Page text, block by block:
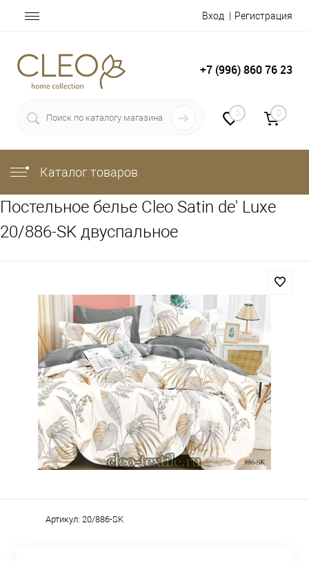
Вход Регистрация
+7 (996) 860 76 23
0 0
Каталог товаров
Постельное белье Cleo Satin de' Luxe
20/886-SK двуспальное
Артикул: 20/886-SK